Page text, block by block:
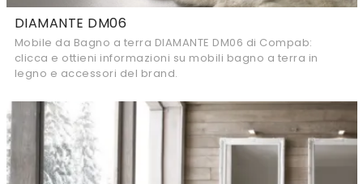
DIAMANTE DM06
Mobile da Bagno a terra DIAMANTE DM06 di Compab:
clicca e ottieni informazioni su mobili bagno a terra in
legno e accessori del brand.